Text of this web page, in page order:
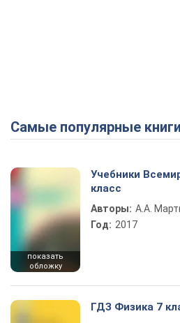
Самые популярные книги
показать
обложку
Учебники
класс
Авторы: А.А.
Год: 2017
ГДЗ Физика 7